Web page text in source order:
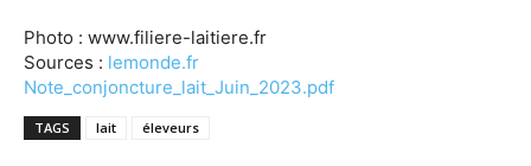
Photo : www.filiere-laitiere.fr
Sources : lemonde.fr
Note_conjoncture_lait_Juin_2023.pdf
TAGS lait éleveurs